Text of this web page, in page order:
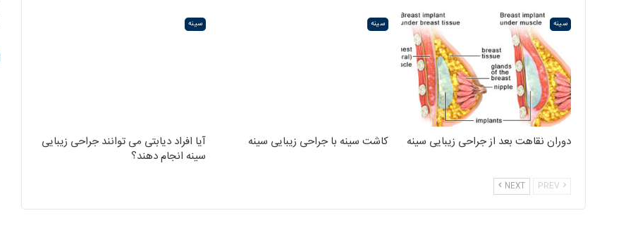
سینه
دوران نقاهت بعد از جراحی زیبایی سینه
سینه
کاشت سینه با جراحی زیبایی سینه
سینه
آیا افراد دیابتی می توانند جراحی زیبایی
سینه انجام دهند؟
NEXT